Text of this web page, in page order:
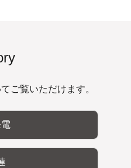
ご覧いただけます。